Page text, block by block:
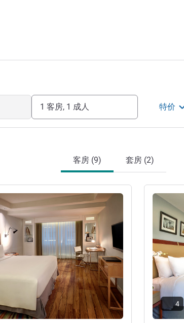
1 客房, 1 成人 特价
客房 (9) 套房 (2)
请参阅详情
4